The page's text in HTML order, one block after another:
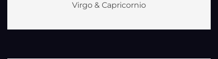
Virgo & Capricornio